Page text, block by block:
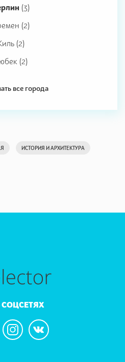
(3)
(2)
(2)
(2)
все города
ИСТОРИЯ И АРХИТЕКТУРА